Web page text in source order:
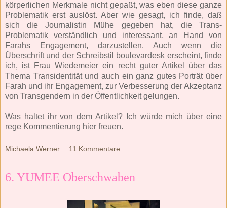
körperlichen Merkmale nicht gepaßt, was eben diese ganze
Problematik erst auslöst. Aber wie gesagt, ich finde, daß
sich die Journalistin Mühe gegeben hat, die Trans-
Problematik verständlich und interessant, an Hand von
Farahs Engagement, darzustellen. Auch wenn die
Überschrift und der Schreibstil boulevardesk erscheint, finde
ich, ist Frau Wiedemeier ein recht guter Artikel über das
Thema Transidentität und auch ein ganz gutes Porträt über
Farah und ihr Engagement, zur Verbesserung der Akzeptanz
von Transgendern in der Öffentlichkeit gelungen.
Was haltet ihr von dem Artikel? Ich würde mich über eine
rege Kommentierung hier freuen.
Michaela Werner 11 Kommentare:
6. YUMEE Oberschwaben